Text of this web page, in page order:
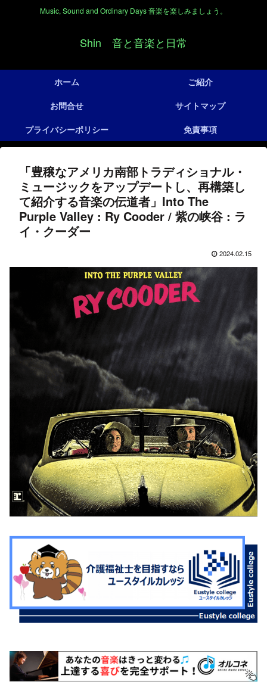
Music, Sound and Ordinary Days 音楽を楽しみましょう。
Shin 音と音楽と日常
ホーム
ご紹介
お問合せ
サイトマップ
プライバシーポリシー
免責事項
「豊穣なアメリカ南部トラディショナル・
ミュージックをアップデートし、再構築し
て紹介する音楽の伝道者」Into The
Purple Valley : Ry Cooder / 紫の峡谷 : ラ
イ・クーダー
2024.02.15